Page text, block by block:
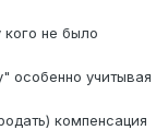
не было
особенно учитывая
компенсация